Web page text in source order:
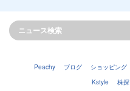
Peachy ブログ ショッピング
Kstyle
株探